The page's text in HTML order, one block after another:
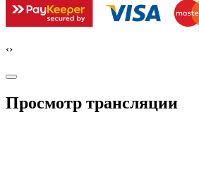
‹›
Просмотр трансляции